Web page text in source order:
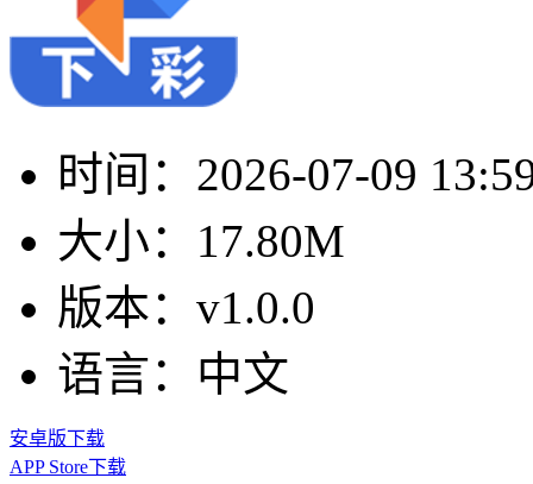
时间： 2026-07-09
大小： 17.80M
版本： v1.0.0
语言： 中文
安卓版下载
APP Store下载